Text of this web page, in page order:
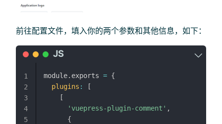
前往配置文件，填入你的两个参数和其他信息，如下：
module. exports = {
plugins :
[
[
'vuepress-plugin-comment' ,
{
1
2
3
4
5